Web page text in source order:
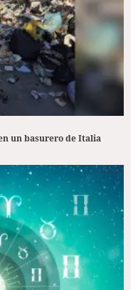
un basurero de Italia